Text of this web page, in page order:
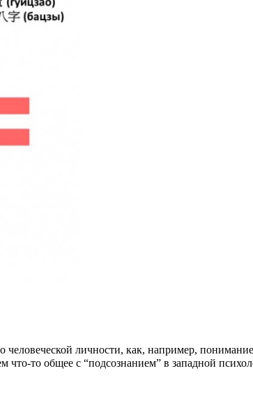
личности, как, например,
то общее с “подсознанием” в западной